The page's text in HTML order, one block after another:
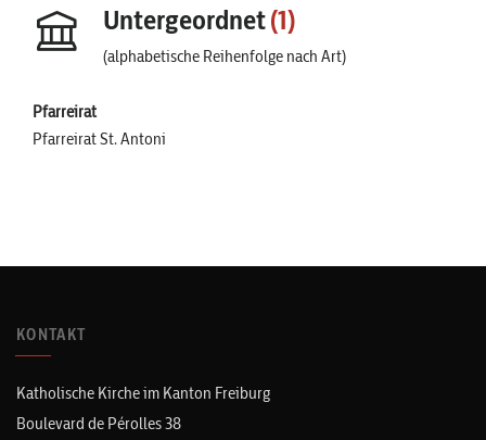
Untergeordnet(1)
(alphabetische Reihenfolge nach Art)
Pfarreirat
Pfarreirat St. Antoni
KONTAKT
Katholische Kirche im Kanton Freiburg
Boulevard de Pérolles 38